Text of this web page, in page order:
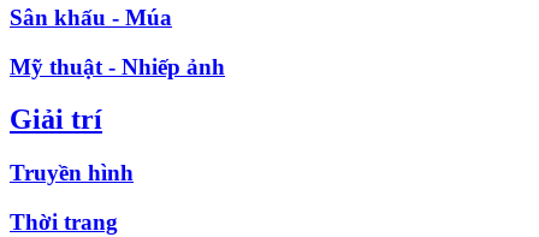
Sân khấu - Múa
Mỹ thuật - Nhiếp ảnh
Giải trí
Truyền hình
Thời trang